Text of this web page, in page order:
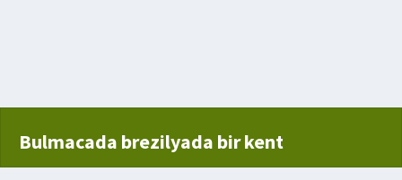
Bulmacada brezilyada bir kent